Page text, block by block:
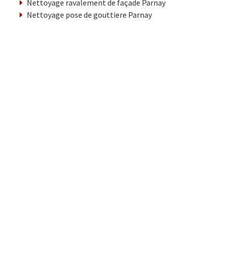
Nettoyage ravalement de façade Parnay
Nettoyage pose de gouttiere Parnay